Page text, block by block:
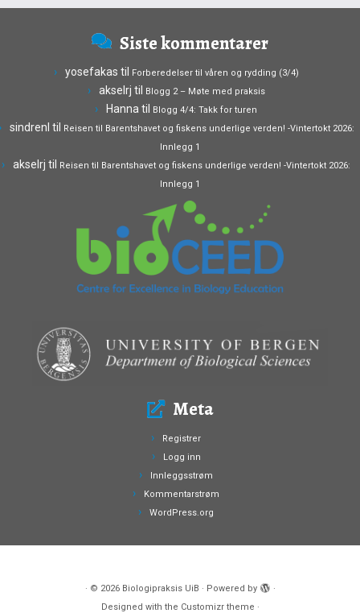
Siste kommentarer
yosefakas til Forberedelser til våren og rydding (3/4)
akselrj til Blogg 2 – Møte med praksis
Hanna til Blogg 4/4: Takk for turen
sindrenl til
Reisen til Barentshavet og fiskens underlige verden! -Vintertokt 2026:
Innlegg 1
akselrj til
Reisen til Barentshavet og fiskens underlige verden! -Vintertokt 2026:
Innlegg 1
Meta
Registrer
Logg inn
Innleggsstrøm
Kommentarstrøm
WordPress.org
· © 2026 Biologipraksis UiB · Powered by
·
Designed with the Customizr theme ·